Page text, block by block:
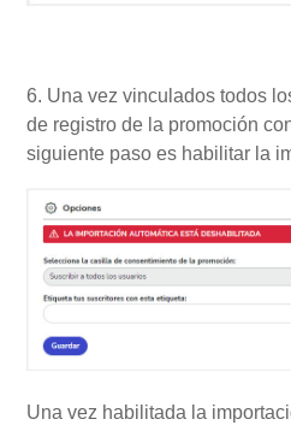
6. Una vez vinculados todos
de registro de la promoción
siguiente paso es habilitar la
Una vez habilitada la